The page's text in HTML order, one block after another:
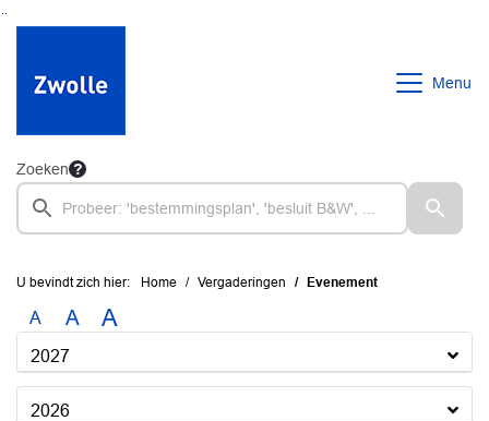
Ga naar de inhoud van deze pagina
Ga naar het zoeken
Ga naar het menu
Menu
Zoeken
U bevindt zich hier: Home Vergaderingen Evenement
A A A
2027
2026